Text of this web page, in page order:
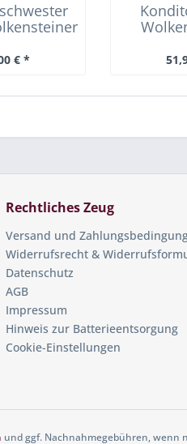
€ *
Rechtliches Zeug
Versand und
Widerrufsrecht &
Datenschutz
AGB
Impressum
Hinweis zur Batterieentsorgung
Cookie-Einstellungen
und ggf. Nachnahmegebühren, wenn